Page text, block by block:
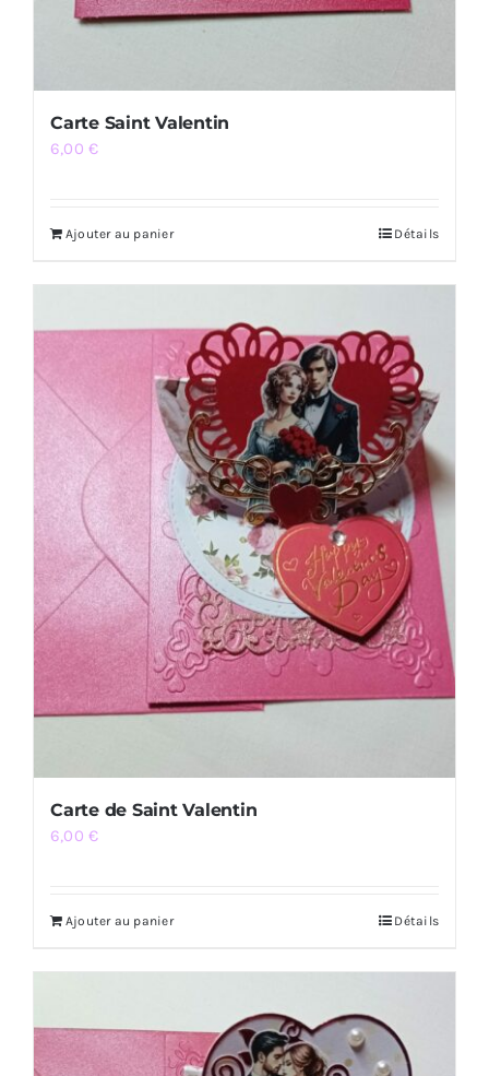
Carte Saint Valentin
6,00€
Ajouter au panier Détails
Carte de Saint Valentin
6,00€
Ajouter au panier Détails